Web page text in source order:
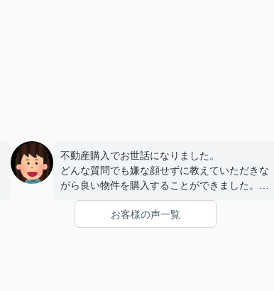
不動産購入でお世話になりました。
どんな質問でも嫌な顔せずに教えていただきな
がら良い物件を購入することができました。
そこに至るまでいくつも物件を紹介してもら
い、契約に至らなかったことも多々ありました
が、それでも次の物件ではまた最初の紹介のよ
お客様の声一覧